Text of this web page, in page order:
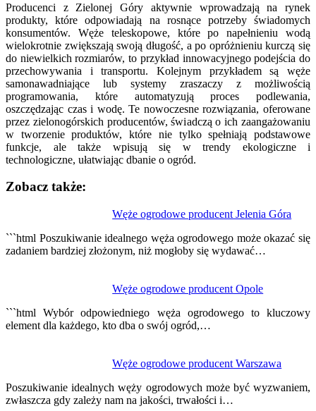
Producenci z Zielonej Góry aktywnie wprowadzają na rynek
produkty, które odpowiadają na rosnące potrzeby świadomych
konsumentów. Węże teleskopowe, które po napełnieniu wodą
wielokrotnie zwiększają swoją długość, a po opróżnieniu kurczą się
do niewielkich rozmiarów, to przykład innowacyjnego podejścia do
przechowywania i transportu. Kolejnym przykładem są węże
samonawadniające lub systemy zraszaczy z możliwością
programowania, które automatyzują proces podlewania,
oszczędzając czas i wodę. Te nowoczesne rozwiązania, oferowane
przez zielonogórskich producentów, świadczą o ich zaangażowaniu
w tworzenie produktów, które nie tylko spełniają podstawowe
funkcje, ale także wpisują się w trendy ekologiczne i
technologiczne, ułatwiając dbanie o ogród.
Zobacz także:
Węże ogrodowe producent Jelenia Góra
```html Poszukiwanie idealnego węża ogrodowego może okazać się
zadaniem bardziej złożonym, niż mogłoby się wydawać…
Węże ogrodowe producent Opole
```html Wybór odpowiedniego węża ogrodowego to kluczowy
element dla każdego, kto dba o swój ogród,…
Węże ogrodowe producent Warszawa
Poszukiwanie idealnych węży ogrodowych może być wyzwaniem,
zwłaszcza gdy zależy nam na jakości, trwałości i…
wpisu